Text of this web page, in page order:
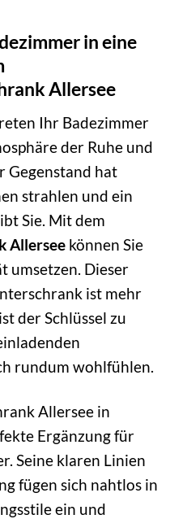
in eine
Allersee
Ihr Badezimmer
der Ruhe und
Gegenstand hat
strahlen und ein
Sie. Mit dem
Allersee können Sie
umsetzen. Dieser
ist mehr
der Schlüssel zu
rundum wohlfühlen.
Allersee in
Ergänzung für
Seine klaren Linien
fügen sich nahtlos in
ein und